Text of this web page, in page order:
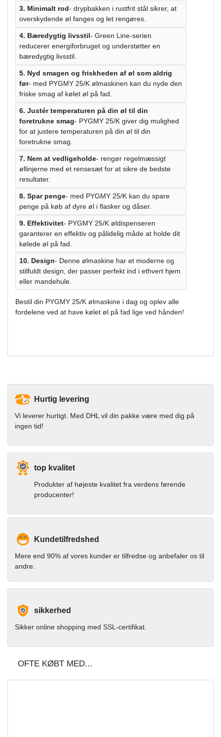
3. Minimalt rod- drypbakken i rustfrit stål sikrer, at
overskydende øl fanges og let rengøres.
4. Bæredygtig livsstil- Green Line-serien
reducerer energiforbruget og understøtter en
bæredygtig livsstil.
5. Nyd smagen og friskheden af ​​øl som aldrig
før- med PYGMY 25/K ølmaskinen kan du nyde den
friske smag af kølet øl på fad.
6. Justér temperaturen på din øl til din
foretrukne smag- PYGMY 25/K giver dig mulighed
for at justere temperaturen på din øl til din
foretrukne smag.
7. Nem at vedligeholde- rengør regelmæssigt
øllinjerne med et rensesæt for at sikre de bedste
resultater.
8. Spar penge- med PYGMY 25/K kan du spare
penge på køb af dyre øl i flasker og dåser.
9. Effektivitet- PYGMY 25/K øldispenseren
garanterer en effektiv og pålidelig måde at holde dit
kølede øl på fad.
10. Design- Denne ølmaskine har et moderne og
stilfuldt design, der passer perfekt ind i ethvert hjem
eller mandehule.
Bestil din PYGMY 25/K ølmaskine i dag og oplev alle
fordelene ved at have kølet øl på fad lige ved hånden!
Hurtig levering
Vi leverer hurtigt. Med DHL vil din pakke være med dig på
ingen tid!
top kvalitet
Produkter af højeste kvalitet fra verdens førende
producenter!
Kundetilfredshed
Mere end 90% af vores kunder er tilfredse og anbefaler os til
andre.
sikkerhed
Sikker online shopping med SSL-certifikat.
OFTE KØBT MED...